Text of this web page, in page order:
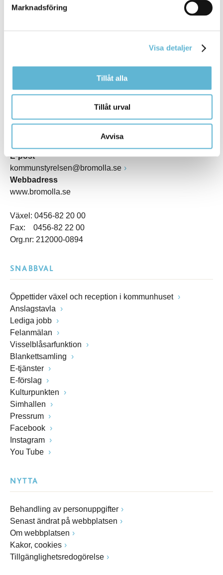
Marknadsföring
Visa detaljer
Tillåt alla
Tillåt urval
Avvisa
Kommunhuset, Storgatan 48
E-post
kommunstyrelsen@bromolla.se
Webbadress
www.bromolla.se
Växel: 0456-82 20 00
Fax: 0456-82 22 00
Org.nr: 212000-0894
SNABBVAL
Öppettider växel och reception i kommunhuset
Anslagstavla
Lediga jobb
Felanmälan
Visselblåsarfunktion
Blankettsamling
E-tjänster
E-förslag
Kulturpunkten
Simhallen
Pressrum
Facebook
Instagram
You Tube
NYTTA
Behandling av personuppgifter
Senast ändrat på webbplatsen
Om webbplatsen
Kakor, cookies
Tillgänglighetsredogörelse